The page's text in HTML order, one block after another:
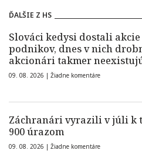
ĎALŠIE Z HS
Slováci kedysi dostali
podnikov, dnes v nich
akcionári takmer
09. 08. 2026 | Žiadne komentáre
Záchranári vyrazili v júli k
900 úrazom
09. 08. 2026 | Žiadne komentáre